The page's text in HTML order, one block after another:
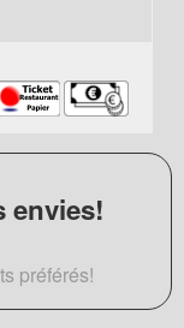
envies!
préférés!